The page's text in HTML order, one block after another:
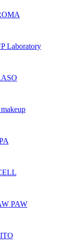
Laboratory
PAW